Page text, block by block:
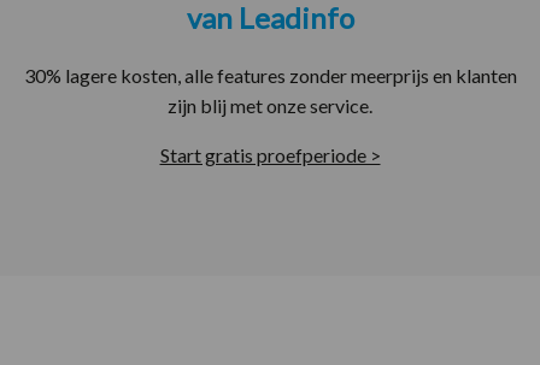
van Leadinfo
30% lagere kosten, alle features zonder meerprijs en klanten
zijn blij met onze service.
Start gratis proefperiode >